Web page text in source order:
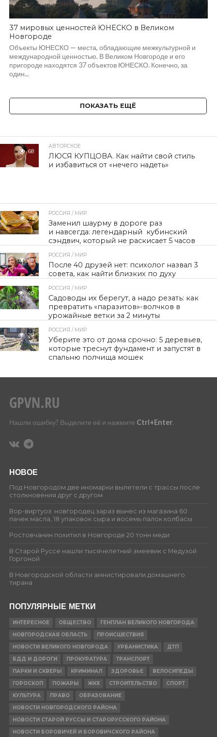
37 мировых ценностей ЮНЕСКО в Великом
Новгороде
Объекты ЮНЕСКО — места, обладающие межкультурной и
международной ценностью. В Великом Новгороде и его
пригороде находятся 37 объектов ЮНЕСКО. Конечно, за
один...
ПОКАЗАТЬ ЕЩЁ
68
АВТОРСКОЕ
ЛЮСЯ КУПЦОВА. Как найти свой стиль
и избавиться от «нечего надеть»
71
РОССИЯ / МИР
Заменил шаурму в дороге раз
и навсегда: легендарный кубинский
сэндвич, который не раскисает 5 часов
39
РОССИЯ / МИР
После 40 друзей нет: психолог назвал 3
совета, как найти близких по духу
49
РОССИЯ / МИР
Садоводы их берегут, а надо резать: как
превратить «паразитов»-волчков в
урожайные ветки за 2 минуты
29
РОССИЯ / МИР
Уберите это от дома срочно: 5 деревьев,
которые треснут фундамент и запустят в
спальню полчища мошек
Нашли ошибку? Выделите её и нажмите Ctrl+Enter.
НОВОЕ
Под Новгородом две иномарки вылетели с трассы после
столкновения друг с другом
Вор-виртуоз: новгородец зараз вынес из магазина 60
пачек масла, 18 упаковок сыра и восемь палок колбасы
Ростовчанин похитил в Новгороде 20 тонн меди
В Старой Руссе нашли тысячелетний змеевик с Медузой
Горгоной
В Новгородской области амнистировали домашнего
тирана
ПОПУЛЯРНЫЕ МЕТКИ
ИНТЕРЕСНОЕ ОБЩЕСТВО
ГЕНПЛАН ВЕЛИКОГО НОВГОРОДА
НОВГОРОДСКАЯ ОБЛАСТЬ
ПРОИСШЕСТВИЯ
НОВОСТИ ВЕЛИКОГО НОВГОРОДА
УРБАНИСТИКА
ДТП
БДД И ДОРОГИ
ПРОКУРАТУРА
ТРАНСПОРТ
ПАРКИ И СКВЕРЫ
КРИМИНАЛ ЗДОРОВЬЕ
ВЕЛОСИПЕДЫ
ГОРОСКОП
ПОЖАРЫ ЖКХ СТРОИТЕЛЬСТВО
СПОРТ
КУЛЬТУРА
ПРАВО
ОБРАЗОВАНИЕ
НОВОСТИ НОВГОРОДСКОГО РАЙОНА
НОВОСТИ СТАРОЙ РУССЫ И СТАРОРУССКОГО РАЙОНА
НОВОСТИ БОРОВИЧЕЙ И БОРОВИЧСКОГО РАЙОНА